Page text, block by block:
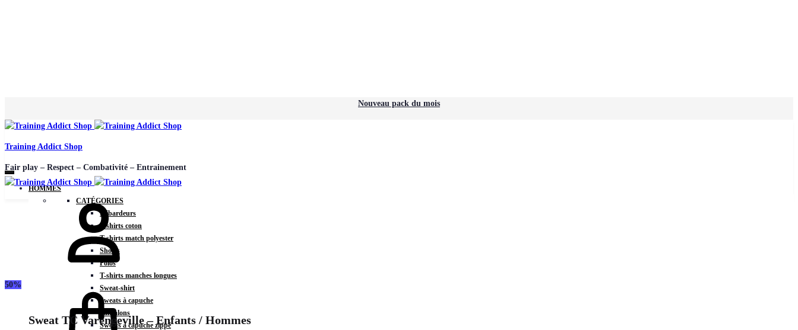
Nouveau pack du mois
Training Addict Shop
Fair play – Respect – Combativité – Entrainement
HOMMES
CATÉGORIES
Débardeurs
T-shirts coton
T-shirts match polyester
Shorts
Polos
T-shirts manches longues
Sweat-shirt
Sweats à capuche
Pantalons
Sweats à capuche zippé
50%
Sweat TC Varengeville – Enfants / Hommes